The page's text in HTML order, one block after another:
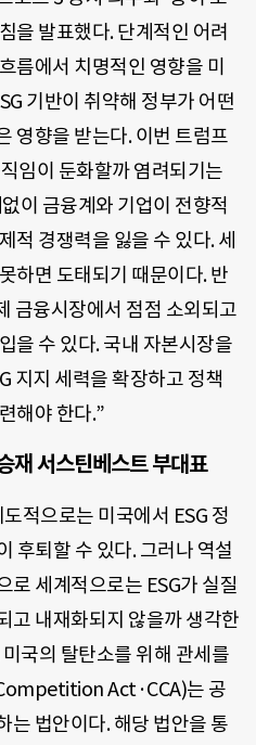
을 발표했다. 단계적인 어려
름에서 치명적인 영향을 미
기반이 취약해 정부가 어떤
영향을 받는다. 이번 트럼프
임이 둔화할까 염려되기는
이 금융계와 기업이 전향적
적 경쟁력을 잃을 수 있다. 세
하면 도태되기 때문이다. 반
금융시장에서 점점 소외되고
을 수 있다. 국내 자본시장을
지지 세력을 확장하고 정책
해야 한다.”
재 서스틴베스트 부대표
도적으로는 미국에서 ESG 정
후퇴할 수 있다. 그러나 역설
로 세계적으로는 ESG가 실질
고 내재화되지 않을까 생각한
미국의 탈탄소를 위해 관세를
Act·CCA)는 공
는 법안이다. 해당 법안을 통